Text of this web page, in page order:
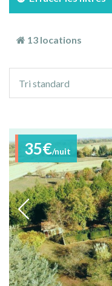
13 locations
tri
Tri standard
35€/nuit